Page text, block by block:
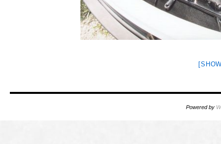
Powered by